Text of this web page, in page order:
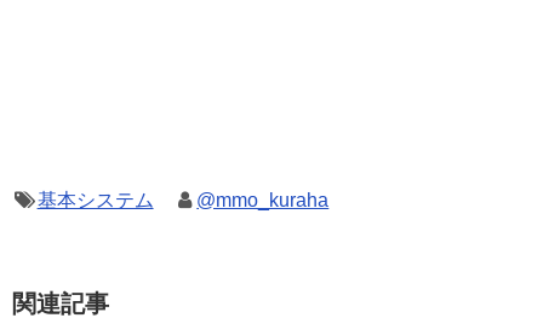
基本システム @mmo_kuraha
関連記事